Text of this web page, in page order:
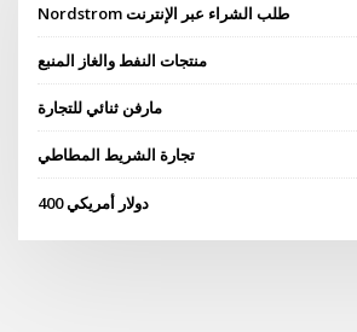
Nordstrom طلب الشراء عبر الإنترنت
منتجات النفط والغاز المنبع
مارفن ثنائي للتجارة
تجارة الشريط المطاطي
400 دولار أمريكي